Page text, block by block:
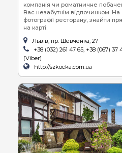
компанія чи роматничне
Вас незабутнім відпочинком.
фотографії ресторану, знайти
на карті.
Львів, пр. Шевченка, 27
+38 (032) 261 47 65, +38 (067) 37
(Viber)
http://szkocka.com.ua